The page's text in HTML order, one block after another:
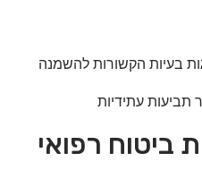
הקשורות להשמנה
רפואי